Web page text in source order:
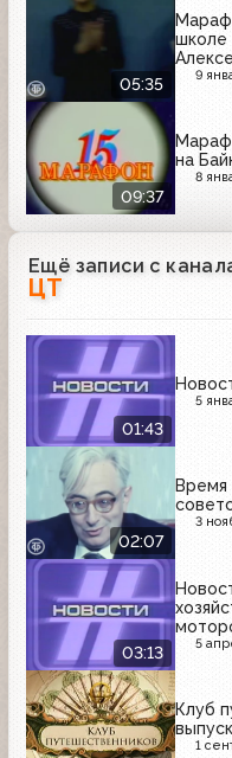
05:35
школе
9
09:37
на
8
Ещё записи с
ЦТ
01:43
5
02:07
Время
3
03:13
5
Клуб
1